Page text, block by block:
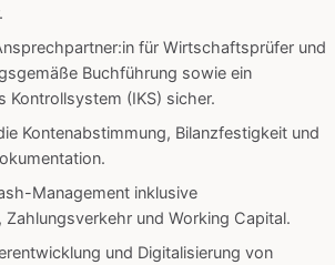
für Wirtschaftsprüfer und
Buchführung sowie ein
Kontrollsystem (IKS) sicher.
Kontenabstimmung, Bilanzfestigkeit und
Management inklusive
Zahlungsverkehr und Working Capital.
und Digitalisierung von